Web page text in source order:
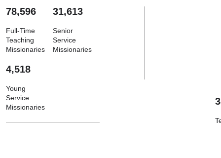
78,596
Full-Time
Teaching
Missionaries
31,613
Senior
Service
Missionaries
4,518
Young
Service
Missionaries